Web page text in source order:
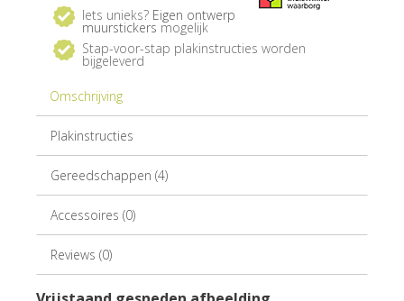
Iets unieks? Eigen ontwerp
muurstickers mogelijk
Stap-voor-stap plakinstructies worden
bijgeleverd
Omschrijving
Plakinstructies
Gereedschappen (4)
Accessoires (0)
Reviews (0)